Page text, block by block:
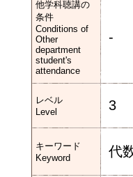
他学科聴講の
条件
Conditions of
Other
department
student's
attendance
-
レベル
Level
3
キーワード
Keyword
代